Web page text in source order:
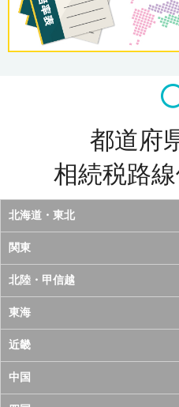
都道府
相続税路
北海道・東北
北海道
青森県
岩手県
宮城県
秋田県
関東
東京都
神奈川県
千葉県
埼玉県
北陸・甲信越
山梨県
長野県
新潟県
東海
愛知県
岐阜県
近畿
大阪府
中国